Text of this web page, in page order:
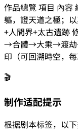
作品總覽 項目 內容
軀，證天道之極；
+人間界+太古遺
→合體→大乘→渡劫
印（可回溯時空，
🎬
制作适配提示
根据剧本标签，以